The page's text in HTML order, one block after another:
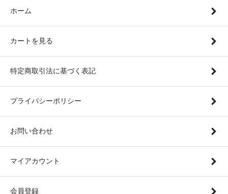
ホーム
カートを見る
特定商取引法に基づく表記
プライバシーポリシー
お問い合わせ
マイアカウント
会員登録